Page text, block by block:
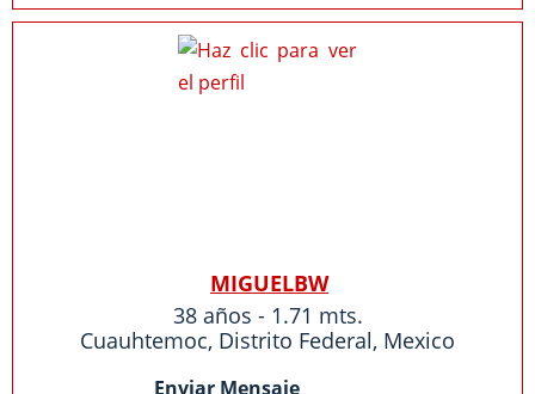
MIGUELBW
38 años - 1.71 mts.
Cuauhtemoc, Distrito Federal, Mexico
Enviar Mensaje